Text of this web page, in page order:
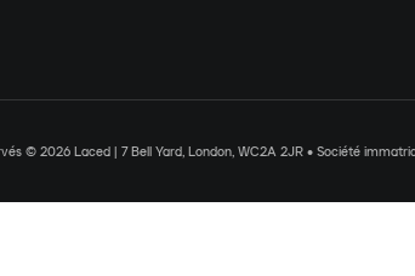
© 2026 Laced | 7 Bell Yard, London, WC2A 2JR • Société